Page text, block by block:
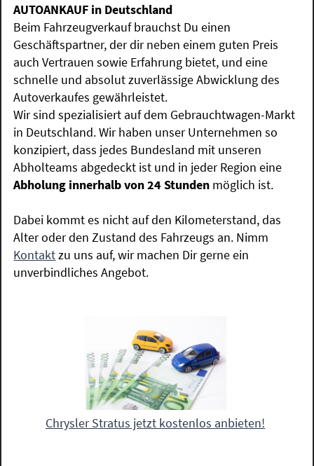
AUTOANKAUF in Deutschland
Beim Fahrzeugverkauf brauchst Du einen
Geschäftspartner, der dir neben einem guten Preis
auch Vertrauen sowie Erfahrung bietet, und eine
schnelle und absolut zuverlässige Abwicklung des
Autoverkaufes gewährleistet.
Wir sind spezialisiert auf dem Gebrauchtwagen-Markt
in Deutschland. Wir haben unser Unternehmen so
konzipiert, dass jedes Bundesland mit unseren
Abholteams abgedeckt ist und in jeder Region eine
Abholung innerhalb von 24 Stunden möglich ist.
Dabei kommt es nicht auf den Kilometerstand, das
Alter oder den Zustand des Fahrzeugs an. Nimm
Kontaktzu uns auf, wir machen Dir gerne ein
unverbindliches Angebot.
Chrysler Stratus jetzt kostenlos anbieten!